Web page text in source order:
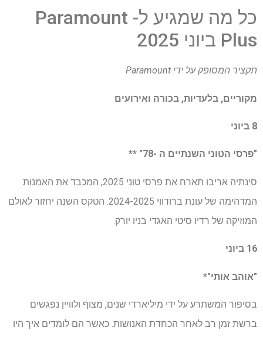
כל מה שמגיע ל- Paramount
Plus ביוני 2025
תקציר המסופק על ידי Paramount
מקוריים, בלעדיות, בכורה ואירועים
8 ביוני
"פרסי הטוני השנתיים ה -78" **
סינתיה אריבו תארח את פרסי טוני 2025, המכבד את האמנות
המדהימה של עונת ברודווי 2024-2025. הטקס השנה יחזור לאולם
המוזיקה של רדיו סיטי האגדי בניו יורק.
16 ביוני
"אוהב אותי"*
בסיפור המשתרע על ידי מיליארדי שנים, מצוף ולוויין נפגשים
ברשת זמן רב לאחר הכחדת האנושות. כאשר הם לומדים איך היו